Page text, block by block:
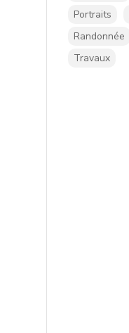
Portraits
Randonnée
Travaux